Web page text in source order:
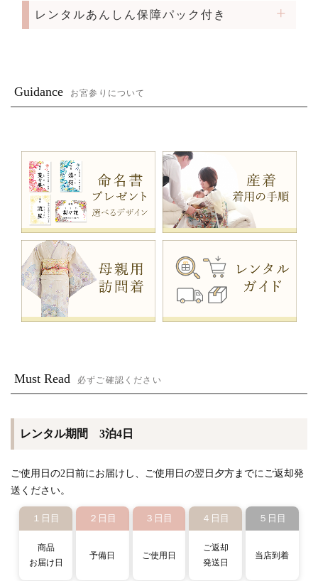
レンタルあんしん保障パック付き
Guidance お宮参りについて
Must Read 必ずご確認ください
レンタル期間 3泊4日
ご使用日の2日前にお届けし、ご使用日の翌日夕方までにご返却発
送ください。
１日目
商品
お届け日
２日目
予備日
３日目
ご使用日
４日目
ご返却
発送日
５日目
当店到着